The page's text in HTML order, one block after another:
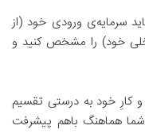
سرمایه‌ی ورودی خود (از
خود) را مشخص کنید و
خود به درستی تقسیم
هماهنگ باهم پیشرفت